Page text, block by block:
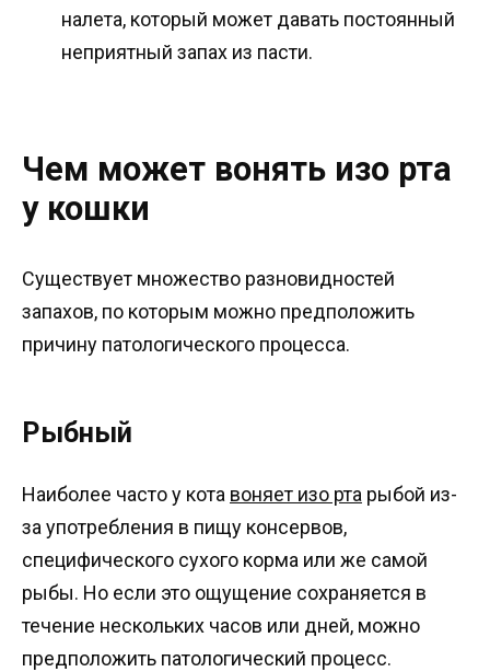
налета, который может давать постоянный
неприятный запах из пасти.
Чем может вонять изо рта
у кошки
Существует множество разновидностей
запахов, по которым можно предположить
причину патологического процесса.
Рыбный
Наиболее часто у кота воняет изо рта рыбой из-
за употребления в пищу консервов,
специфического сухого корма или же самой
рыбы. Но если это ощущение сохраняется в
течение нескольких часов или дней, можно
предположить патологический процесс.